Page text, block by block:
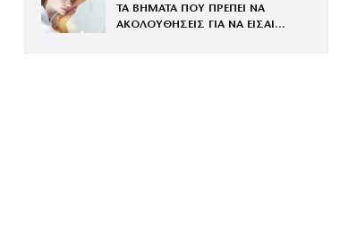
ΤΑ ΒΗΜΑΤΑ ΠΟΥ ΠΡΕΠΕΙ ΝΑ
ΑΚΟΛΟΥΘΗΣΕΙΣ ΓΙΑ ΝΑ ΕΙΣΑΙ